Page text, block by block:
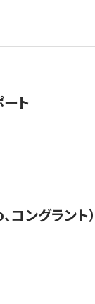
ト
ングラント）